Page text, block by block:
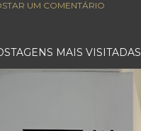
UM COMENTÁRIO
MAIS VISITADAS